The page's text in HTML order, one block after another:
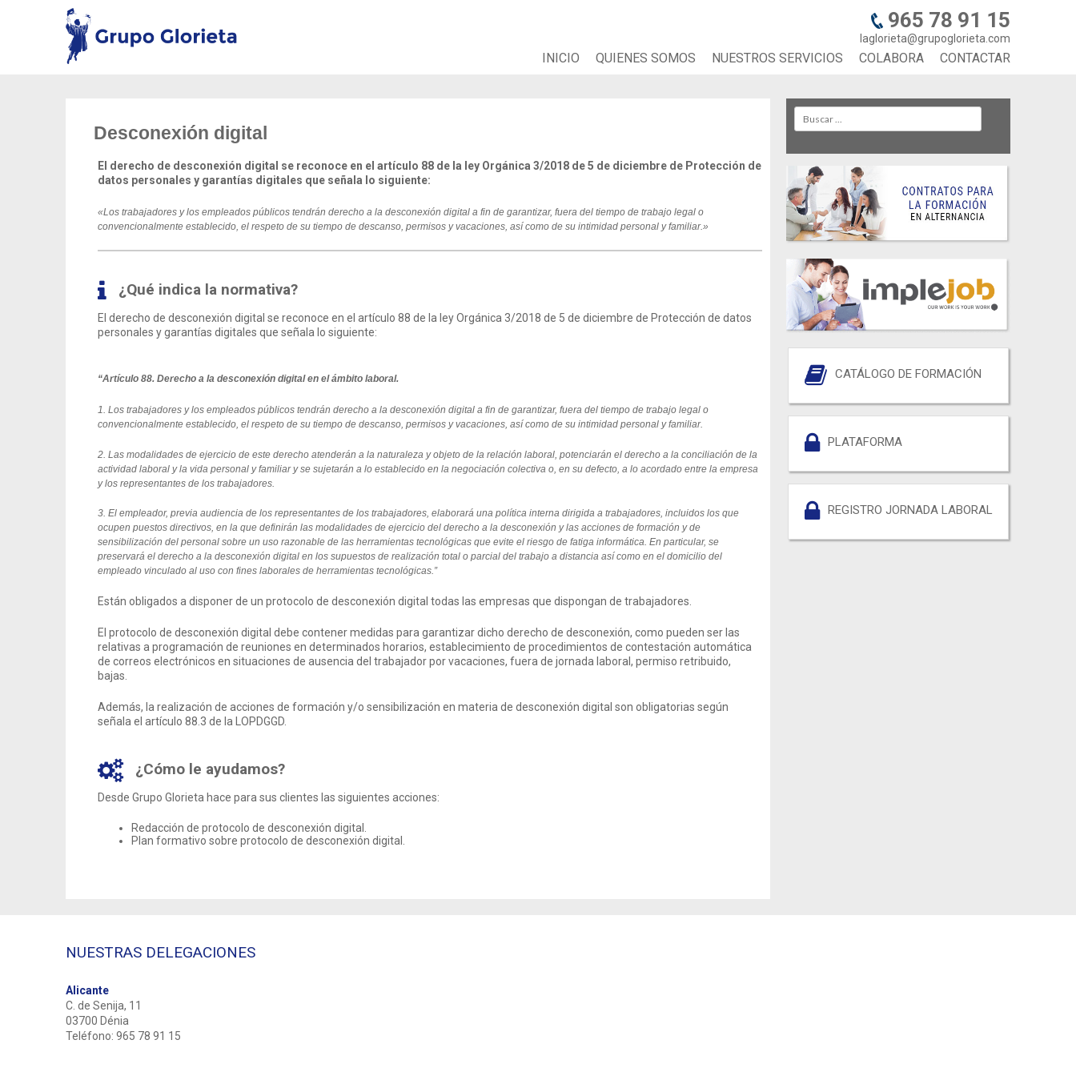
965 78 91 15
laglorieta@grupoglorieta.com
CONTACTAR
COLABORA
NUESTROS SERVICIOS
QUIENES SOMOS
INICIO
Desconexión digital
El derecho de desconexión digital se reconoce en el artículo 88 de la ley Orgánica 3/2018 de 5 de diciembre de Protección de
datos personales y garantías digitales que señala lo siguiente:
«Los trabajadores y los empleados públicos tendrán derecho a la desconexión digital a fin de garantizar, fuera del tiempo de trabajo legal o
convencionalmente establecido, el respeto de su tiempo de descanso, permisos y vacaciones, así como de su intimidad personal y familiar.»
¿Qué indica la normativa?
El derecho de desconexión digital se reconoce en el artículo 88 de la ley Orgánica 3/2018 de 5 de diciembre de Protección de datos
personales y garantías digitales que señala lo siguiente:
“Artículo 88. Derecho a la desconexión digital en el ámbito laboral.
1. Los trabajadores y los empleados públicos tendrán derecho a la desconexión digital a fin de garantizar, fuera del tiempo de trabajo legal o
convencionalmente establecido, el respeto de su tiempo de descanso, permisos y vacaciones, así como de su intimidad personal y familiar.
2. Las modalidades de ejercicio de este derecho atenderán a la naturaleza y objeto de la relación laboral, potenciarán el derecho a la conciliación de la
actividad laboral y la vida personal y familiar y se sujetarán a lo establecido en la negociación colectiva o, en su defecto, a lo acordado entre la empresa
y los representantes de los trabajadores.
3. El empleador, previa audiencia de los representantes de los trabajadores, elaborará una política interna dirigida a trabajadores, incluidos los que
ocupen puestos directivos, en la que definirán las modalidades de ejercicio del derecho a la desconexión y las acciones de formación y de
sensibilización del personal sobre un uso razonable de las herramientas tecnológicas que evite el riesgo de fatiga informática. En particular, se
preservará el derecho a la desconexión digital en los supuestos de realización total o parcial del trabajo a distancia así como en el domicilio del
empleado vinculado al uso con fines laborales de herramientas tecnológicas.”
Están obligados a disponer de un protocolo de desconexión digital todas las empresas que dispongan de trabajadores.
El protocolo de desconexión digital debe contener medidas para garantizar dicho derecho de desconexión, como pueden ser las
relativas a programación de reuniones en determinados horarios, establecimiento de procedimientos de contestación automática
de correos electrónicos en situaciones de ausencia del trabajador por vacaciones, fuera de jornada laboral, permiso retribuido,
bajas.
Además, la realización de acciones de formación y/o sensibilización en materia de desconexión digital son obligatorias según
señala el artículo 88.3 de la LOPDGGD.
¿Cómo le ayudamos?
Desde Grupo Glorieta hace para sus clientes las siguientes acciones:
Redacción de protocolo de desconexión digital.
Plan formativo sobre protocolo de desconexión digital.
Search
CATÁLOGO DE FORMACIÓN
PLATAFORMA
REGISTRO JORNADA LABORAL
NUESTRAS DELEGACIONES
Alicante
C. de Senija, 11
03700 Dénia
Teléfono: 965 78 91 15